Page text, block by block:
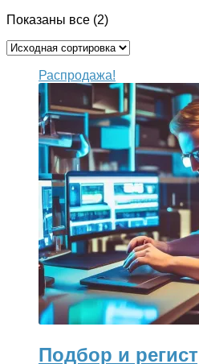
Показаны все (2)
Распродажа!
Подбор и